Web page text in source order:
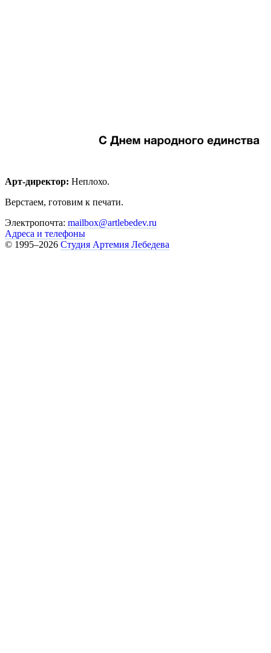
Арт-директор: Неплохо.
Верстаем, готовим к печати.
Электропочта: mailbox@artlebedev.ru
Адреса и телефоны
© 1995–2026 Студия Артемия Лебедева